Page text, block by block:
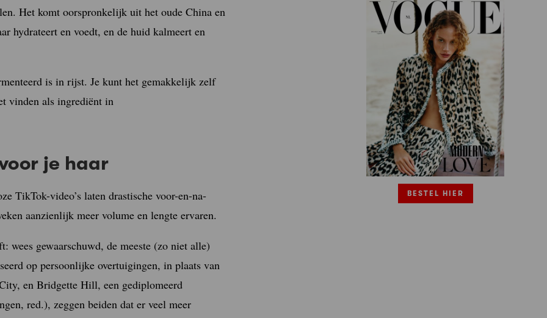
Het komt oorspronkelijk uit het oude China en
hydrateert en voedt, en de huid kalmeert en
is in rijst. Je kunt het gemakkelijk zelf
vinden als ingrediënt in
je haar
TikTok-video’s laten drastische voor-en-na-
aanzienlijk meer volume en lengte ervaren.
gewaarschuwd, de meeste (zo niet alle)
op persoonlijke overtuigingen, in plaats van
en Bridgette Hill, een gediplomeerd
red.), zeggen beiden dat er veel meer
BESTEL HIER